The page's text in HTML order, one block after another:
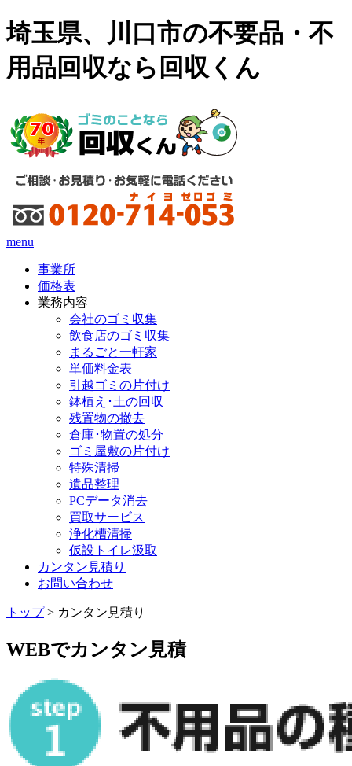
埼玉県、川口市の不要品・不
用品回収なら回収くん
menu
事業所
価格表
業務内容
会社のゴミ収集
飲食店のゴミ収集
まるごと一軒家
単価料金表
引越ゴミの片付け
鉢植え･土の回収
残置物の撤去
倉庫･物置の処分
ゴミ屋敷の片付け
特殊清掃
遺品整理
PCデータ消去
買取サービス
浄化槽清掃
仮設トイレ汲取
カンタン見積り
お問い合わせ
トップ> カンタン見積り
WEBでカンタン見積